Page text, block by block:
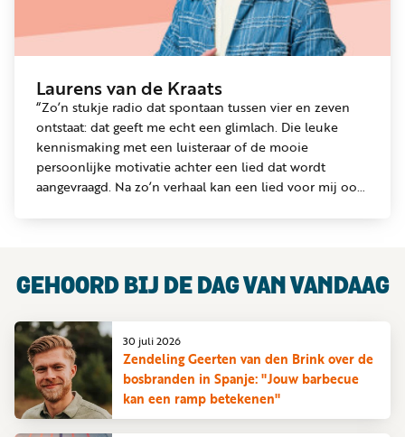
Laurens van de Kraats
“Zo’n stukje radio dat spontaan tussen vier en zeven
ontstaat: dat geeft me echt een glimlach. Die leuke
kennismaking met een luisteraar of de mooie
persoonlijke motivatie achter een lied dat wordt
aangevraagd. Na zo’n verhaal kan een lied voor mij ook
uur het programma De Dag Van Vandaag. Hij houdt van
nieuws. Verbinding leggen en een stukje meelopen
met de luisteraar, dat maakt zijn dag geslaagd.
GEHOORD BIJ DE DAG VAN VANDAAG
Zendeling Geerten van den Brink over de
bosbranden in Spanje: "Jouw barbecue
kan een ramp betekenen"
30 juli 2026